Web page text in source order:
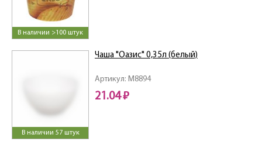
В наличии >100 штук
В наличии 57 штук
Артикул: M8894
Чаша "Оазис" 0,35л (белый)
21.04 ₽